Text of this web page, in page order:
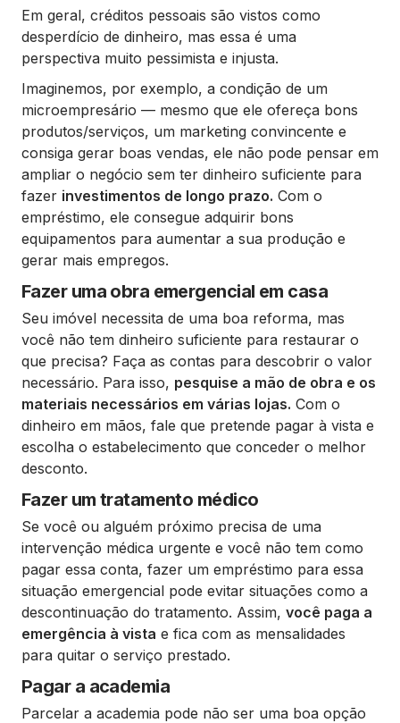
Em geral, créditos pessoais são vistos como
desperdício de dinheiro, mas essa é uma
perspectiva muito pessimista e injusta.
Imaginemos, por exemplo, a condição de um
microempresário — mesmo que ele ofereça bons
produtos/serviços, um marketing convincente e
consiga gerar boas vendas, ele não pode pensar em
ampliar o negócio sem ter dinheiro suficiente para
fazer investimentos de longo prazo. Com o
empréstimo, ele consegue adquirir bons
equipamentos para aumentar a sua produção e
gerar mais empregos.
Fazer uma obra emergencial em casa
Seu imóvel necessita de uma boa reforma, mas
você não tem dinheiro suficiente para restaurar o
que precisa? Faça as contas para descobrir o valor
necessário. Para isso, pesquise a mão de obra e os
materiais necessários em várias lojas. Com o
dinheiro em mãos, fale que pretende pagar à vista e
escolha o estabelecimento que conceder o melhor
desconto.
Fazer um tratamento médico
Se você ou alguém próximo precisa de uma
intervenção médica urgente e você não tem como
pagar essa conta, fazer um empréstimo para essa
situação emergencial pode evitar situações como a
descontinuação do tratamento. Assim, você paga a
emergência à vista e fica com as mensalidades
para quitar o serviço prestado.
Pagar a academia
Parcelar a academia pode não ser uma boa opção